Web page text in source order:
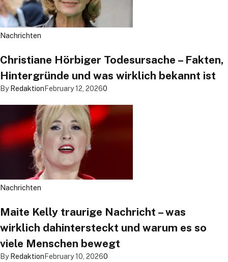
Nachrichten
Christiane Hörbiger Todesursache – Fakten,
Hintergründe und was wirklich bekannt ist
By Redaktion February 12, 20260
Nachrichten
Maite Kelly traurige Nachricht – was
wirklich dahintersteckt und warum es so
viele Menschen bewegt
By Redaktion February 10, 20260